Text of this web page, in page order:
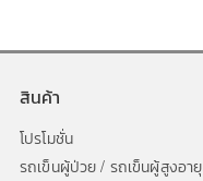
สินค้า
โปรโมชั่น
รถเข็นผู้ป่วย / รถเข็นผู้สูงอายุ